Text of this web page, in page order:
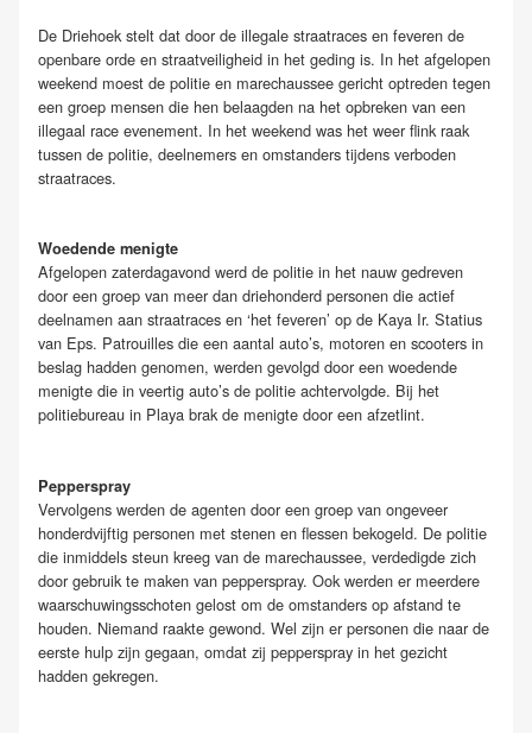
De Driehoek stelt dat door de illegale straatraces en feveren de
openbare orde en straatveiligheid in het geding is. In het afgelopen
weekend moest de politie en marechaussee gericht optreden tegen
een groep mensen die hen belaagden na het opbreken van een
illegaal race evenement. In het weekend was het weer flink raak
tussen de politie, deelnemers en omstanders tijdens verboden
straatraces.
Woedende menigte
Afgelopen zaterdagavond werd de politie in het nauw gedreven
door een groep van meer dan driehonderd personen die actief
deelnamen aan straatraces en ‘het feveren’ op de Kaya Ir. Statius
van Eps. Patrouilles die een aantal auto’s, motoren en scooters in
beslag hadden genomen, werden gevolgd door een woedende
menigte die in veertig auto’s de politie achtervolgde. Bij het
politiebureau in Playa brak de menigte door een afzetlint.
Pepperspray
Vervolgens werden de agenten door een groep van ongeveer
honderdvijftig personen met stenen en flessen bekogeld. De politie
die inmiddels steun kreeg van de marechaussee, verdedigde zich
door gebruik te maken van pepperspray. Ook werden er meerdere
waarschuwingsschoten gelost om de omstanders op afstand te
houden. Niemand raakte gewond. Wel zijn er personen die naar de
eerste hulp zijn gegaan, omdat zij pepperspray in het gezicht
hadden gekregen.